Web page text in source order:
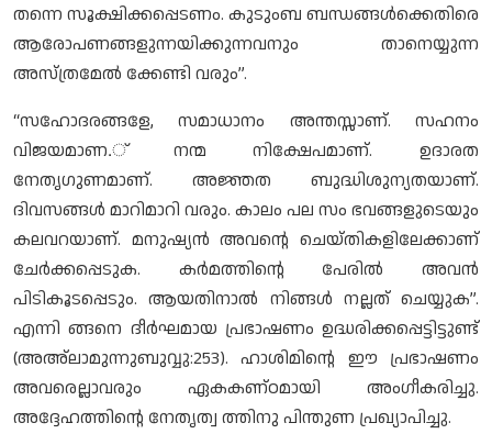
തന്നെ സൂക്ഷിക്കപ്പെടണം. കുടുംബ ബന്ധങ്ങള്‍ക്കെതിരെ
ആരോപണങ്ങളുന്നയിക്കുന്നവനും താനെയ്യുന്ന
അസ്ത്രമേല്‍ ക്കേണ്ടി വരും”.
“സഹോദരങ്ങളേ, സമാധാനം അന്തസ്സാണ്. സഹനം
വിജയമാണ.് നന്മ നിക്ഷേപമാണ്. ഉദാരത
നേതൃഗുണമാണ്. അജ്ഞത ബുദ്ധിശുന്യതയാണ്.
ദിവസങ്ങള്‍ മാറിമാറി വരും. കാലം പല സം ഭവങ്ങളുടെയും
കലവറയാണ്. മനുഷ്യന്‍ അവന്റെ ചെയ്തികളിലേക്കാണ്
ചേര്‍ക്കപ്പെടുക. കര്‍മത്തിന്റെ പേരില്‍ അവന്‍
പിടികൂടപ്പെടും. ആയതിനാല്‍ നിങ്ങള്‍ നല്ലത് ചെയ്യുക”.
എന്നി ങ്ങനെ ദീര്‍ഘമായ പ്രഭാഷണം ഉദ്ധരിക്കപ്പെട്ടിട്ടുണ്ട്
(അഅ്ലാമുന്നുബുവ്വു:253). ഹാശിമിന്റെ ഈ പ്രഭാഷണം
അവരെല്ലാവരും ഏകകണ്ഠമായി അംഗീകരിച്ചു.
അദ്ദേഹത്തിന്റെ നേതൃത്വ ത്തിനു പിന്തുണ പ്രഖ്യാപിച്ചു.